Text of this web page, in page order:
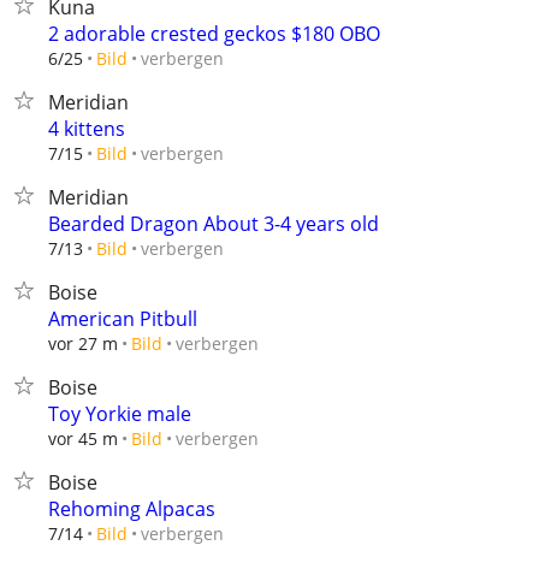
Kuna
2 adorable crested geckos $180 OBO
6/25 Bild verbergen
Meridian
4 kittens
7/15 Bild verbergen
Meridian
Bearded Dragon About 3-4 years old
7/13 Bild verbergen
Boise
American Pitbull
vor 27 m Bild verbergen
Boise
Toy Yorkie male
vor 45 m Bild verbergen
Boise
Rehoming Alpacas
7/14 Bild verbergen